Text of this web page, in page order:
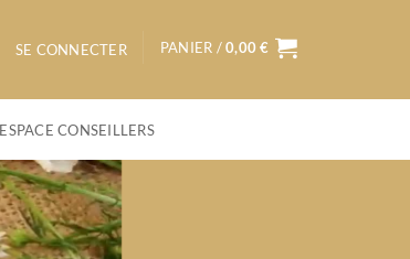
SE CONNECTER PANIER /0,00€
ESPACE CONSEILLERS